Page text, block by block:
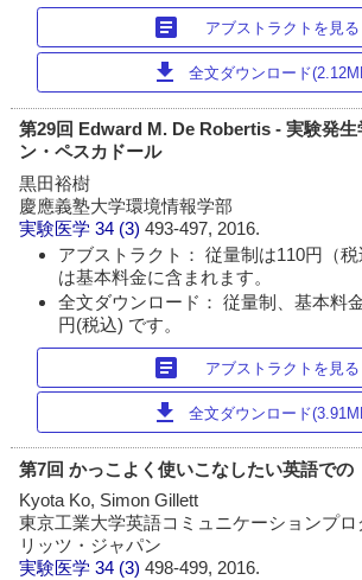
article アブストラクトを見る
download 全文ダウンロード
第29回 Edward M. De Robertis - 実験発生
ン・ペスカドール
黒田裕樹
慶應義塾大学環境情報学部
実験医学 34 (3)493-497, 2016.
アブストラクト： 従量制は110円（
は基本料金に含まれます。
全文ダウンロード： 従量制、基本料
円(税込) です。
article アブストラクトを見る
download 全文ダウンロード
第7回 かっこよく使いこなしたい英語での
Kyota Ko, Simon Gillett
東京工業大学英語コミュニケーションプ
リッツ・ジャパン
実験医学 34 (3)498-499, 2016.